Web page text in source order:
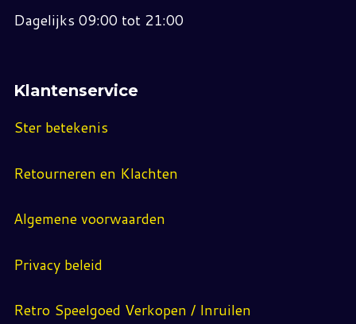
Dagelijks 09:00 tot 21:00
Klantenservice
Ster betekenis
Retourneren en Klachten
Algemene voorwaarden
Privacy beleid
Retro Speelgoed Verkopen / Inruilen